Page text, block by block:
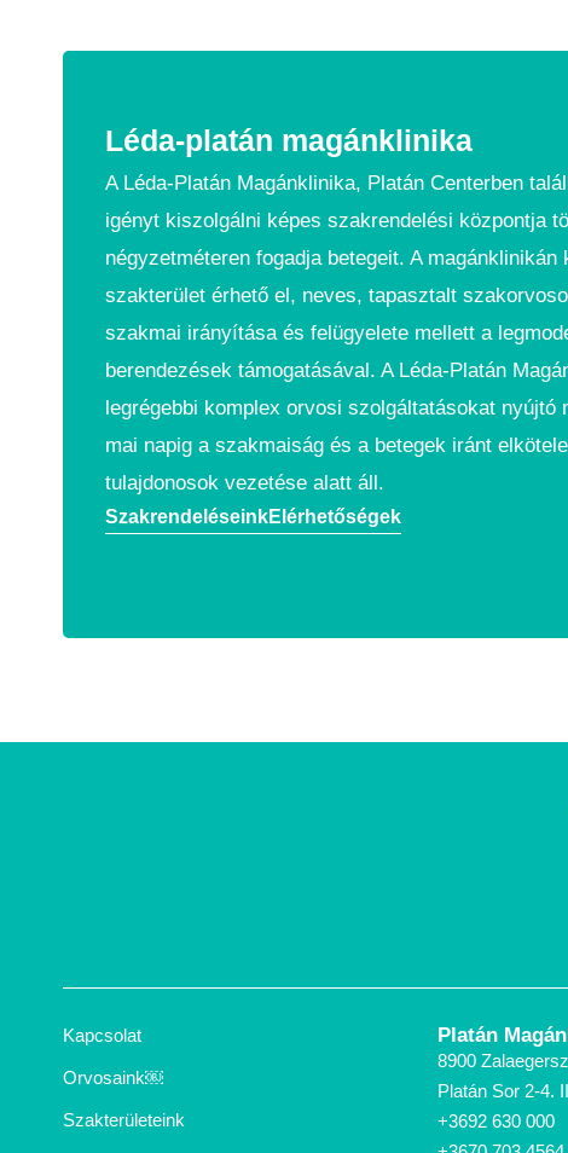
Léda-platán magánklinika
A Léda-Platán Magánklinika, Platán Centerben
igényt kiszolgálni képes szakrendelési központja
négyzetméteren fogadja betegeit. A magánklinikán
szakterület érhető el, neves, tapasztalt
szakmai irányítása és felügyelete mellett a
berendezések támogatásával. A Léda-Platán
legrégebbi komplex orvosi szolgáltatásokat nyújtó
mai napig a szakmaiság és a betegek iránt
tulajdonosok vezetése alatt áll.
SzakrendeléseinkElérhetőségek
Kapcsolat
Orvosaink￼
Szakterületeink
Platán
8900
Platán Sor 2-4.
+3692 630 000